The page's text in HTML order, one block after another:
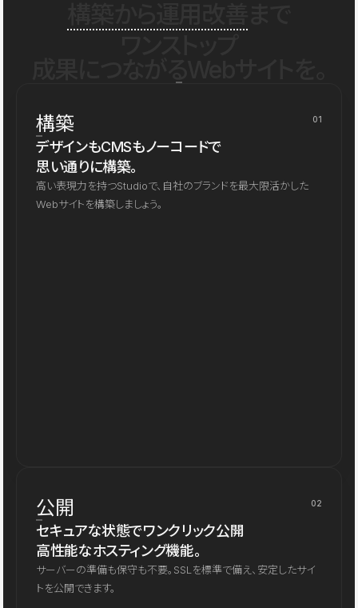
構築 01
デザインもCMSもノーコードで
思い通りに構築。
高い表現力を持つStudioで、自社のブランドを最大限活かした
Webサイトを構築しましょう。
公開 02
セキュアな状態でワンクリック公開
高性能なホスティング機能。
サーバーの準備も保守も不要。SSLを標準で備え、安定したサイ
トを公開できます。